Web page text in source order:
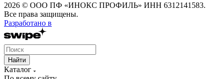
2026 © ООО ПФ «ИНОКС ПРОФИЛЬ» ИНН 6312141583.
Все права защищены.
Разработано в
Найти
Каталог